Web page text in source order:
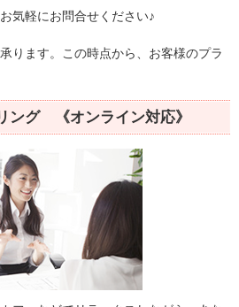
気軽にお問合せください♪
ります。この時点から、お客様のプラ
ング 《オンライン対応》